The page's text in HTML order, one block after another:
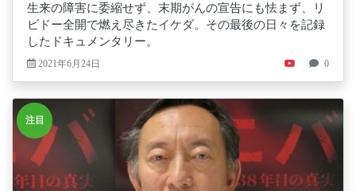
生来の障害に委縮せず、末期がんの宣告にも怯まず、リ
ビドー全開で燃え尽きたイケダ。その最後の日々を記録
したドキュメンタリー。
2021年6月24日 0
注目